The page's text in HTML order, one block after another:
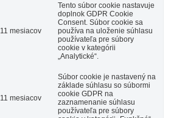
11 mesiacov
Tento súbor cookie nastavuje
doplnok GDPR Cookie
Consent. Súbor cookie sa
používa na uloženie súhlasu
používateľa pre súbory
cookie v kategórii
„Analytické“.
11 mesiacov
Súbor cookie je nastavený na
základe súhlasu so súbormi
cookie GDPR na
zaznamenanie súhlasu
používateľa pre súbory